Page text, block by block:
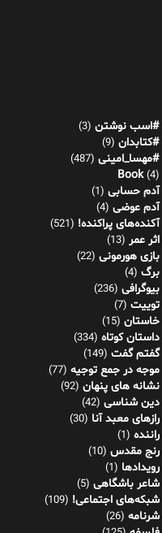
#اسب نوشتن (3)
#کتابدان (9)
#مهسا_امینی (487)
Book(4)
آدم حسابی (1)
آدم عوضی (4)
آکنده‌های پراکنده! (521)
اثر عمر (13)
بازی هورمونی (22)
برگ (4)
بیوگرافی (236)
توییت (7)
خاستان (15)
داستان کوتاه (334)
گفتم گفت (149)
موجه در جمع توجیه (77)
نشانه های پنهان (92)
دین شناسی (42)
رازهای معبد آنا (30)
راننده (1)
رنج مقدس (10)
رویدادها (1)
شاعر باشگاهی (5)
شبکه‌های اجتماعی! (109)
شرنامه (26)